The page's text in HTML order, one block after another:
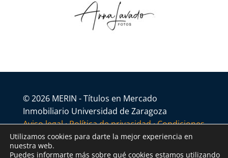
© 2026 MERIN - Títulos en Mercado
Inmobiliario Universidad de Zaragoza
Aviso legal·Política de privacidad·Condiciones
generales
Utilizamos cookies para darte la mejor experiencia en
nuestra web.
Puedes informarte más sobre qué cookies estamos utilizando